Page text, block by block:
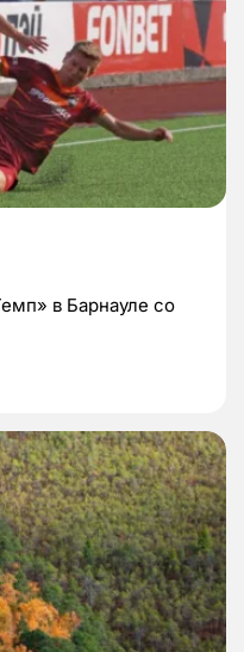
в Барнауле со